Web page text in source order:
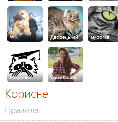
Wik Дворецький муро4ка
Розумник СексиКошеч…
Корисне
Правила